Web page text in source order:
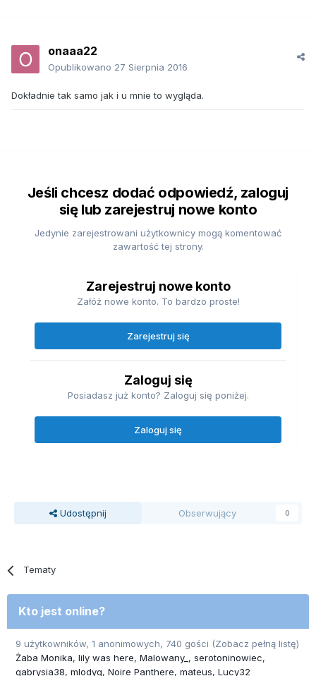
onaaa22
Opublikowano 27 Sierpnia 2016
Dokładnie tak samo jak i u mnie to wygląda.
Jeśli chcesz dodać odpowiedź, zaloguj
się lub zarejestruj nowe konto
Jedynie zarejestrowani użytkownicy mogą komentować
zawartość tej strony.
Zarejestruj nowe konto
Załóż nowe konto. To bardzo proste!
Zarejestruj się
Zaloguj się
Posiadasz już konto? Zaloguj się poniżej.
Zaloguj się
Udostępnij Obserwujący 0
Tematy
Kto jest online?
9 użytkowników, 1 anonimowych, 740 gości (Zobacz pełną listę)
Żaba Monika lily was here Malowany_
serotoninowiec
gabrysia38 mlodyg Noire Panthere mateus Lucy32